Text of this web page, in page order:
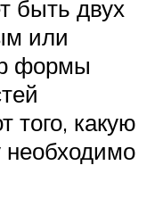
быть двух
или
формы
того, какую
необходимо